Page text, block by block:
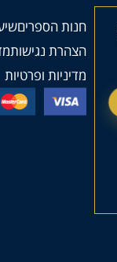
חנות הספרים
הצהרת נגישות
מדיניות ופרטיות